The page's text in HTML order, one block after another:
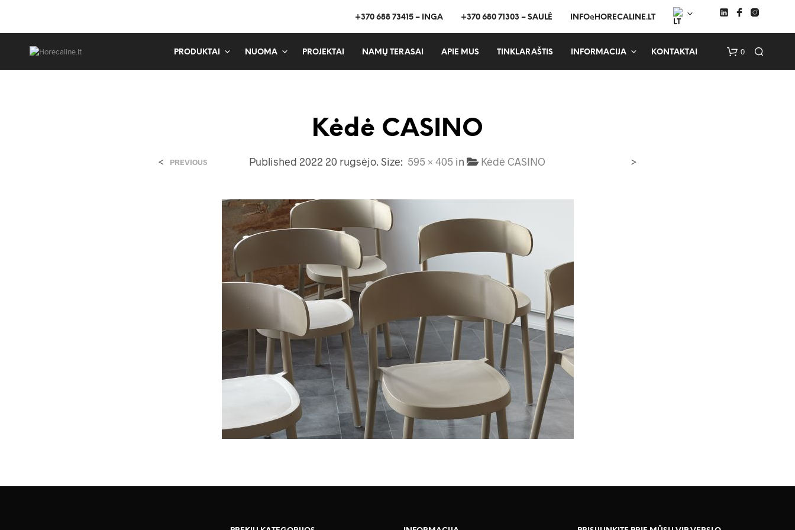
+370 688 73415 – INGA +370 680 71303 – SAULĖ INFO@HORECALINE.LT
PRODUKTAI NUOMA PROJEKTAI NAMŲ TERASAI APIE MUS TINKLARAŠTIS INFORMACIJA KONTAKTAI 0
Kėdė CASINO
Published 2022 20 rugsėjo. Size: 595 × 405 in Kėdė CASINO
< PREVIOUS >